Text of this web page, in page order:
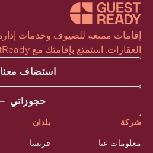
العقارات. استمتع بإقامتك مع GuestReady.
استضاف معنا
حجوزاتي
شركة
معلومات عنا
بلدان
فرنسا